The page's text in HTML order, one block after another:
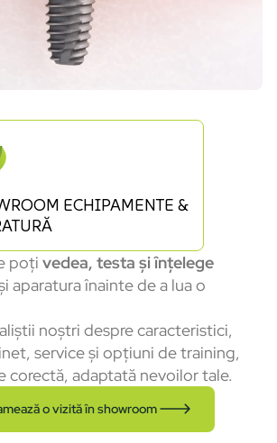
ECHIPAMENTE &
poți vedea, testa și înțelege
aparatura înainte de a lua o
noștri despre caracteristici,
service și opțiuni de training,
corectă, adaptată nevoilor tale.
o vizită în showroom